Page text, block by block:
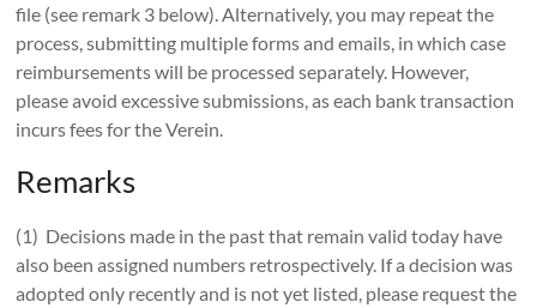
file (see remark 3 below). Alternatively, you may repeat the
process, submitting multiple forms and emails, in which case
reimbursements will be processed separately. However,
please avoid excessive submissions, as each bank transaction
incurs fees for the Verein.
Remarks
(1) Decisions made in the past that remain valid today have
also been assigned numbers retrospectively. If a decision was
adopted only recently and is not yet listed, please request the